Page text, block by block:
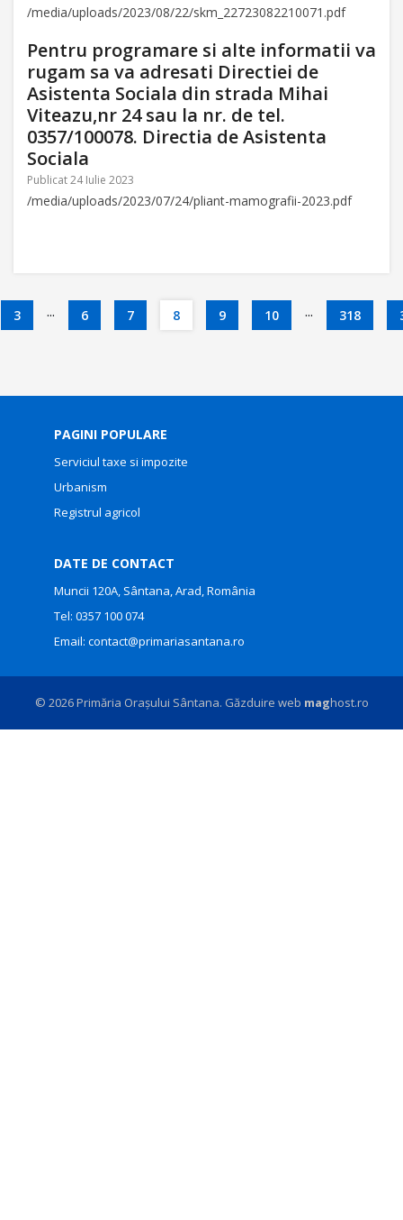
/media/uploads/2023/08/22/skm_22723082210071.pdf
Pentru programare si alte informatii va
rugam sa va adresati Directiei de
Asistenta Sociala din strada Mihai
Viteazu,nr 24 sau la nr. de tel.
0357/100078. Directia de Asistenta
Sociala
Publicat 24 Iulie 2023
/media/uploads/2023/07/24/pliant-mamografii-2023.pdf
3 ... 6 7 8 9 10 ... 318
PAGINI POPULARE
Serviciul taxe si impozite
Urbanism
Registrul agricol
DATE DE CONTACT
Muncii 120A, Sântana, Arad, România
Tel: 0357 100 074
Email: contact@primariasantana.ro
© 2026 Primăria Orașului Sântana. Găzduire web maghost.ro